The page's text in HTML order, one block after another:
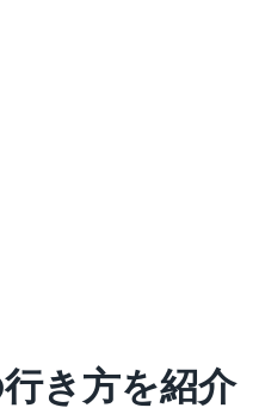
き方を紹介